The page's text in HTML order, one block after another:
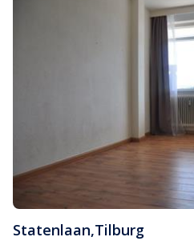
Statenlaan,Tilburg